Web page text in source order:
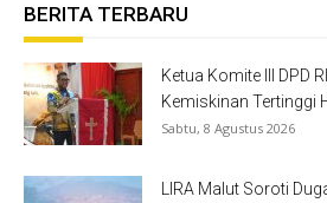
BERITA TERBARU
Ketua Komite III DPD
Kemiskinan Tertinggi
Sabtu, 8 Agustus 2026
LIRA Malut Soroti